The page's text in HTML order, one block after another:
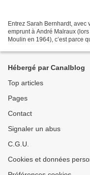
Entrez Sarah Bernhardt, avec
emprunt à André Malraux
Moulin en 1964), c’est parce
Hébergé par Canalblog
Top articles
Pages
Contact
Signaler un abus
C.G.U.
Cookies et données